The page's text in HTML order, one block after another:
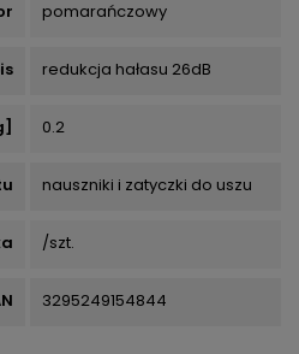
pomarańczowy
redukcja hałasu 26dB
0.2
nauszniki i zatyczki do uszu
/szt.
3295249154844